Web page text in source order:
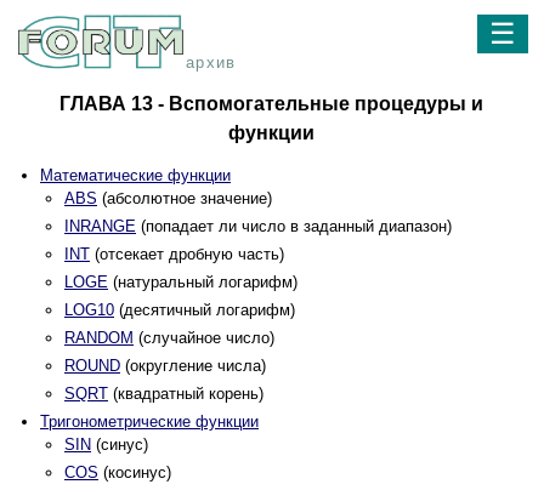
архив
☰
ГЛАВА 13 - Вспомогательные процедуры и
функции
Математические функции
ABS (абсолютное значение)
INRANGE (попадает ли число в заданный диапазон)
INT (отсекает дробную часть)
LOGE (натуральный логарифм)
LOG10 (десятичный логарифм)
RANDOM (случайное число)
ROUND (округление числа)
SQRT (квадратный корень)
Тригонометрические функции
SIN (синус)
COS (косинус)